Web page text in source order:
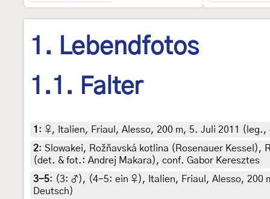
1. Lebendfotos
1.1. Falter
1 : ♀, Italien, Friaul, Alesso, 200 m, 5. Juli 2011
2: Slowakei, Rožňavská kotlina (Rosenauer Kessel),
(det. & fot.: Andrej Makara), conf. Gabor Keresztes
3-5: (3: ♂), (4-5: ein ♀),
Italien, Friaul, Alesso, 200
Deutsch)